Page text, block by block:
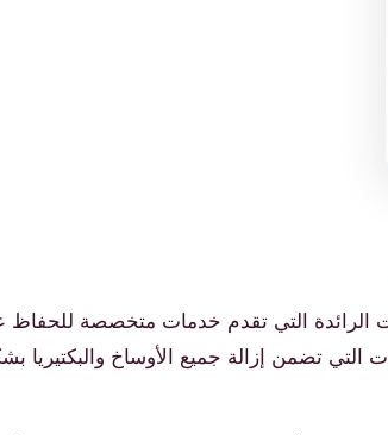
التي تقدم خدمات متخصصة
التي تضمن إزالة جميع الأوساخ